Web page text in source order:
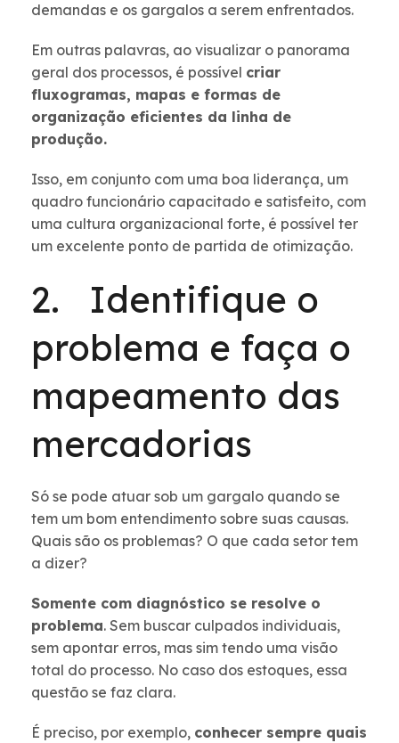
demandas e os gargalos a serem enfrentados.
Em outras palavras, ao visualizar o panorama
geral dos processos, é possível criar
fluxogramas, mapas e formas de
organização eficientes da linha de
produção.
Isso, em conjunto com uma boa liderança, um
quadro funcionário capacitado e satisfeito, com
uma cultura organizacional forte, é possível ter
um excelente ponto de partida de otimização.
2. Identifique o
problema e faça o
mapeamento das
mercadorias
Só se pode atuar sob um gargalo quando se
tem um bom entendimento sobre suas causas.
Quais são os problemas? O que cada setor tem
a dizer?
Somente com diagnóstico se resolve o
problema. Sem buscar culpados individuais,
sem apontar erros, mas sim tendo uma visão
total do processo. No caso dos estoques, essa
questão se faz clara.
É preciso, por exemplo, conhecer sempre quais